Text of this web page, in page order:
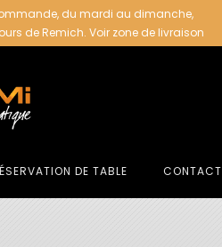
du mardi au dimanche,
de Remich. Voir zone de livraison
DE TABLE CONTACT